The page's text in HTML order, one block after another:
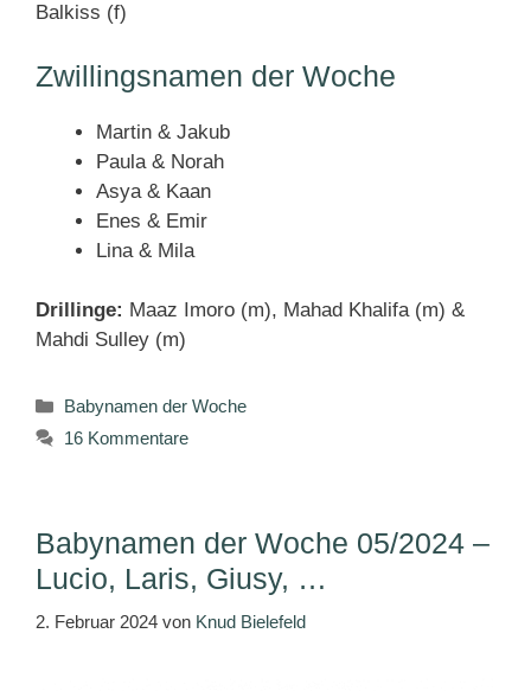
Balkiss (f)
Zwillingsnamen der Woche
Martin & Jakub
Paula & Norah
Asya & Kaan
Enes & Emir
Lina & Mila
Drillinge: Maaz Imoro (m), Mahad Khalifa (m) &
Mahdi Sulley (m)
Kategorien
Babynamen der Woche
16 Kommentare
Babynamen der Woche 05/2024 –
Lucio, Laris, Giusy, …
2. Februar 2024 von Knud Bielefeld